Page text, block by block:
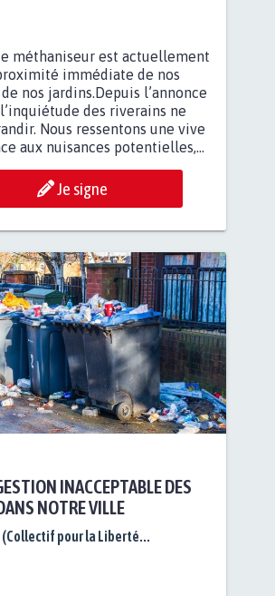
méthaniseur est actuellement
immédiate de nos
nos jardins.Depuis l’annonce
des riverains ne
Nous ressentons une vive
aux nuisances potentielles,...
Je signe
INACCEPTABLE DES
NOTRE VILLE
(Collectif pour la Liberté...